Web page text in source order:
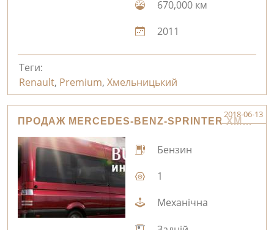
670,000 км
2011
Теги:
Renault, Premium, Хмельницький
ПРОДАЖ MERCEDES-BENZ-SPRINTER ХМЕЛЬНИЦЬКИЙ
2018-06-13
Бензин
1
Механічна